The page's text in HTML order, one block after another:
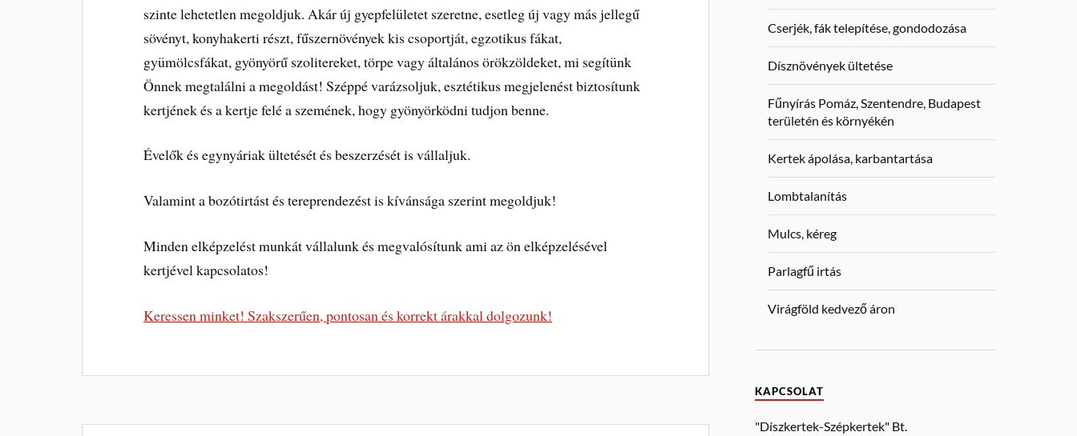
szinte lehetetlen megoldjuk. Akár új gyepfelületet szeretne, esetleg új vagy más jellegű
sövényt, konyhakerti részt, fűszernövények kis csoportját, egzotikus fákat,
gyümölcsfákat, gyönyörű szolitereket, törpe vagy általános örökzöldeket, mi segítünk
Önnek megtalálni a megoldást! Széppé varázsoljuk, esztétikus megjelenést biztosítunk
kertjének és a kertje felé a szemének, hogy gyönyörködni tudjon benne.
Évelők és egynyáriak ültetését és beszerzését is vállaljuk.
Valamint a bozótirtást és tereprendezést is kívánsága szerint megoldjuk!
Minden elképzelést munkát vállalunk és megvalósítunk ami az ön elképzelésével
kertjével kapcsolatos!
Keressen minket! Szakszerűen, pontosan és korrekt árakkal dolgozunk!
Cserjék, fák telepítése, gondodozása
Dísznövények ültetése
Fűnyírás Pomáz, Szentendre, Budapest
területén és környékén
Kertek ápolása, karbantartása
Lombtalanítás
Mulcs, kéreg
Parlagfű irtás
Virágföld kedvező áron
KAPCSOLAT
"Díszkertek-Szépkertek" Bt.